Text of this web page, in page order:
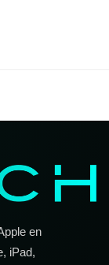
en
iPad,